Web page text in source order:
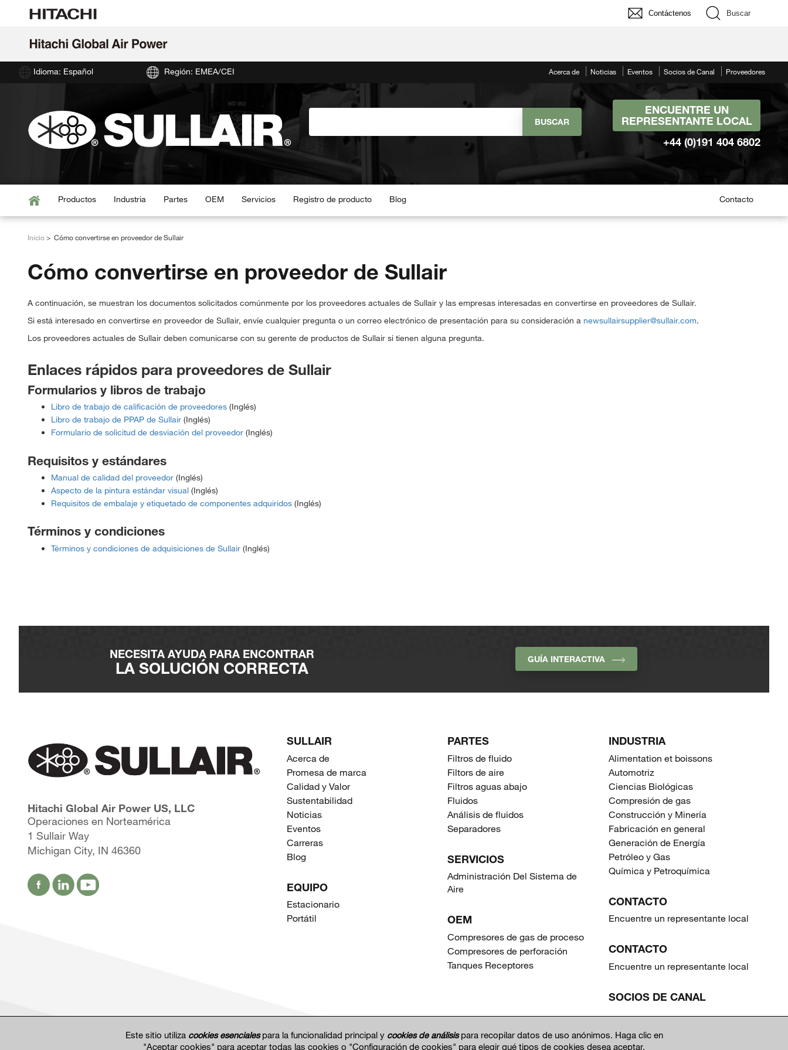
Contáctenos Buscar
Idioma: Español Región: EMEA/CEI Acerca de Noticias Eventos Socios de Canal Proveedores
ENCUENTRE UN
REPRESENTANTE LOCAL
+44 (0)191 404 6802
Productos Industria Partes OEM Servicios Registro de producto Blog Contacto
Inicio Cómo convertirse en proveedor de Sullair
Cómo convertirse en proveedor de Sullair
A continuación, se muestran los documentos solicitados comúnmente por los proveedores actuales de Sullair y las empresas interesadas en convertirse en proveedores de Sullair.
Si está interesado en convertirse en proveedor de Sullair, envíe cualquier pregunta o un correo electrónico de presentación para su consideración a newsullairsupplier@sullair.com.
Los proveedores actuales de Sullair deben comunicarse con su gerente de productos de Sullair si tienen alguna pregunta.
Enlaces rápidos para proveedores de Sullair
Formularios y libros de trabajo
Libro de trabajo de calificación de proveedores (Inglés)
Libro de trabajo de PPAP de Sullair (Inglés)
Formulario de solicitud de desviación del proveedor (Inglés)
Requisitos y estándares
Manual de calidad del proveedor (Inglés)
Aspecto de la pintura estándar visual (Inglés)
Requisitos de embalaje y etiquetado de componentes adquiridos (Inglés)
Términos y condiciones
Términos y condiciones de adquisiciones de Sullair (Inglés)
NECESITA AYUDA PARA ENCONTRAR
LA SOLUCIÓN CORRECTA GUÍA INTERACTIVA
Hitachi Global Air Power US, LLC
Operaciones en Norteamérica
1 Sullair Way
Michigan City, IN 46360
SULLAIR
Acerca de
Promesa de marca
Calidad y Valor
Sustentabilidad
Noticias
Eventos
Carreras
Blog
EQUIPO
Estacionario
Portátil
PARTES
Filtros de fluido
Filtors de aire
Filtros aguas abajo
Fluidos
Análisis de fluidos
Separadores
SERVICIOS
Administración Del Sistema de
Aire
OEM
Compresores de gas de proceso
Compresores de perforación
Tanques Receptores
INDUSTRIA
Alimentation et boissons
Automotriz
Ciencias Biológicas
Compresión de gas
Construcción y Minería
Fabricación en general
Generación de Energía
Petróleo y Gas
Química y Petroquímica
CONTACTO
Encuentre un representante local
CONTACTO
Encuentre un representante local
SOCIOS DE CANAL
Este sitio utiliza cookies esencialespara la funcionalidad principal y cookies de análisispara recopilar datos de uso anónimos. Haga clic en
"Aceptar cookies" para aceptar todas las cookies o "Configuración de cookies" para elegir qué tipos de cookies desea aceptar.